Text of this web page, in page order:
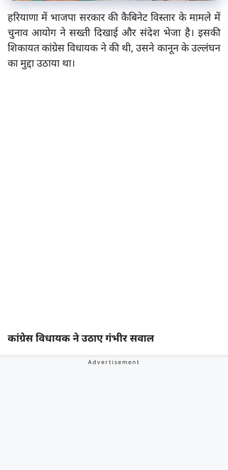
हरियाणा में भाजपा सरकार की कैबिनेट विस्तार के मामले में
चुनाव आयोग ने सख्ती दिखाई और संदेश भेजा है। इसकी
शिकायत कांग्रेस विधायक ने की थी, उसने कानून के उल्लंघन
का मुद्दा उठाया था।
कांग्रेस विधायक ने उठाए गंभीर सवाल